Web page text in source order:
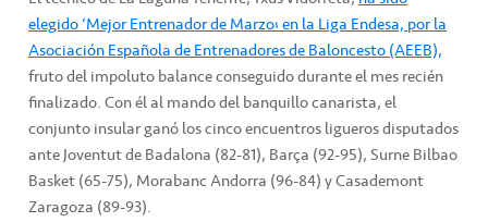
elegido ‘Mejor Entrenador de Marzo’ en la Liga Endesa, por la
Asociación Española de Entrenadores de Baloncesto (AEEB),
fruto del impoluto balance conseguido durante el mes recién
finalizado. Con él al mando del banquillo canarista, el
conjunto insular ganó los cinco encuentros ligueros disputados
ante Joventut de Badalona (82-81), Barça (92-95), Surne Bilbao
Basket (65-75), Morabanc Andorra (96-84) y Casademont
Zaragoza (89-93).